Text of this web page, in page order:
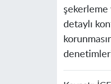
şekerleme
detaylı